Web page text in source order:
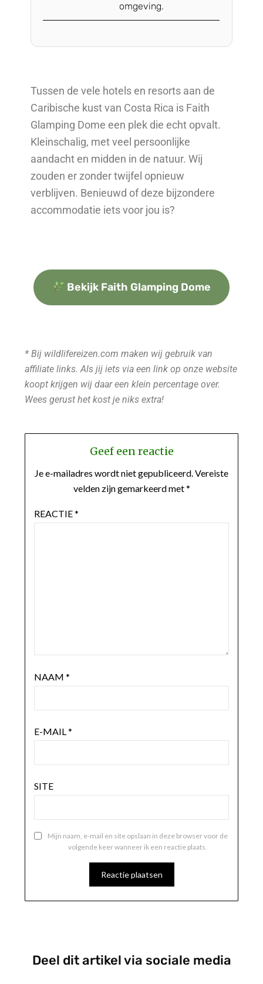
omgeving.
Tussen de vele hotels en resorts aan de
Caribische kust van Costa Rica is Faith
Glamping Dome een plek die echt opvalt.
Kleinschalig, met veel persoonlijke
aandacht en midden in de natuur. Wij
zouden er zonder twijfel opnieuw
verblijven. Benieuwd of deze bijzondere
accommodatie iets voor jou is?
Bekijk Faith Glamping Dome
* Bij wildlifereizen.com maken wij gebruik van
affiliate links. Als jij iets via een link op onze website
koopt krijgen wij daar een klein percentage over.
Wees gerust het kost je niks extra!
Geef een reactie
Je e-mailadres wordt niet gepubliceerd. Vereiste
velden zijn gemarkeerd met*
REACTIE*
NAAM *
E-MAIL *
SITE
Mijn naam, e-mail en site opslaan in deze browser voor de
volgende keer wanneer ik een reactie plaats.
Deel dit artikel via sociale media